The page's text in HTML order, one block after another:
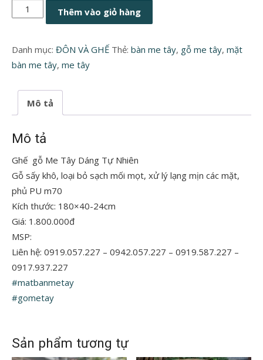
Ghế
gỗ
tây
số
Thêm vào giỏ hàng
Danh mục: ĐÔN VÀ GHẾ Thẻ: bàn me tây, gỗ me tây, mặt
bàn me tây, me tây
Mô tả
Mô tả
Ghế gỗ Me Tây Dáng Tự Nhiên
Gỗ sấy khô, loại bỏ sạch mối mọt, xử lý lạng mịn các mặt,
phủ PU m70
Kích thước: 180×40-24cm
Giá: 1.800.000đ
MSP:
Liên hệ: 0919.057.227 – 0942.057.227 – 0919.587.227 –
0917.937.227
#matbanmetay
#gometay
Sản phẩm tương tự